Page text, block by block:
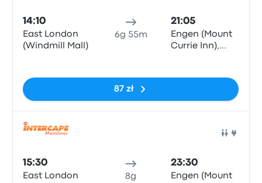
14:10
East London
(Windmill Mall)
6g 55m
21:05
Engen (Mount
Currie Inn),
87 zł
15:30
East London
8g
23:30
Engen (Mount